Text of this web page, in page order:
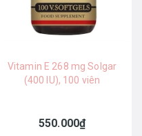
Vitamin E 268 mg Solgar
(400 IU), 100 viên
550.000₫